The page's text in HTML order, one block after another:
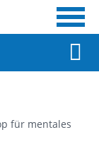
für mentales